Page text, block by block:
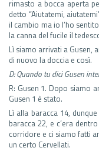
rimasto a bocca aperta
detto “Aiutatemi,
il cambio ma io l’ho
la canna del fucile il
Lì siamo arrivati a Gusen,
di nuovo la doccia e così.
D: Quando tu dici Gusen
R: Gusen 1. Dopo siamo
Gusen 1 è stato.
Lì alla baracca 14,
baracca 22, e c’era
corridore e ci siamo fatti
un certo Cervellati.